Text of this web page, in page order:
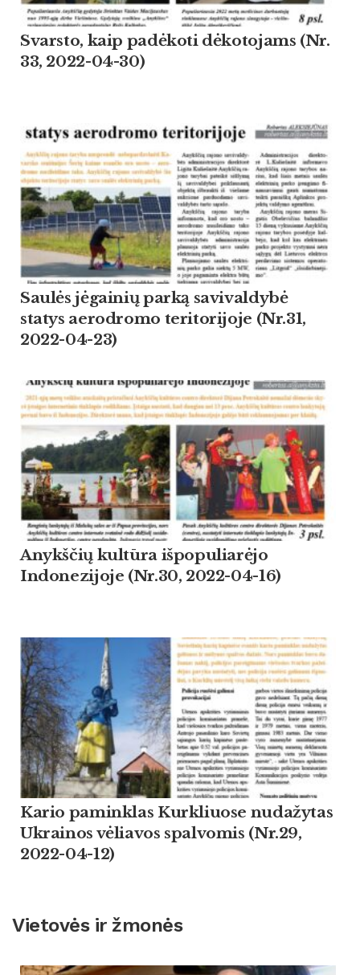
Svarsto, kaip padėkoti dėkotojams (Nr.
33, 2022-04-30)
Saulės jėgainių parką savivaldybė
statys aerodromo teritorijoje (Nr.31,
2022-04-23)
Anykščių kultūra išpopuliarėjo
Indonezijoje (Nr.30, 2022-04-16)
Kario paminklas Kurkliuose nudažytas
Ukrainos vėliavos spalvomis (Nr.29,
2022-04-12)
Vietovės ir žmonės